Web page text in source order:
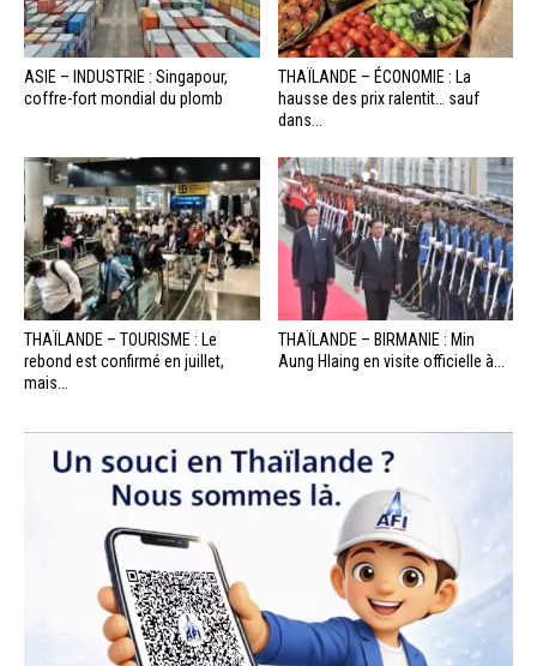
ASIE – INDUSTRIE : Singapour,
coffre-fort mondial du plomb
THAÏLANDE – ÉCONOMIE : La
hausse des prix ralentit… sauf
dans...
THAÏLANDE – TOURISME : Le
rebond est confirmé en juillet,
mais...
THAÏLANDE – BIRMANIE : Min
Aung Hlaing en visite officielle à...